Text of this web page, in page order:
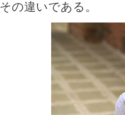
その違いである。